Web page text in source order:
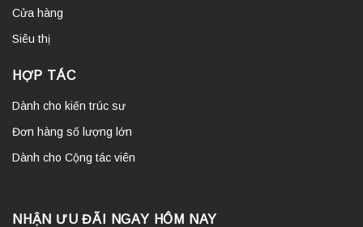
Cửa hàng
Siêu thị
HỢP TÁC
Dành cho kiến trúc sư
Đơn hàng số lượng lớn
Dành cho Cộng tác viên
NHẬN ƯU ĐÃI NGAY HÔM NAY